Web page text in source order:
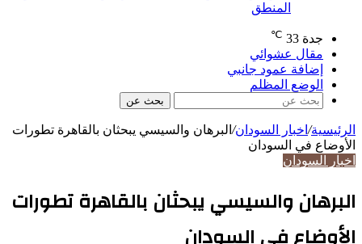
المنطق
جدة 33
℃
مقال عشوائي
إضافة عمود جانبي
الوضع المظلم
بحث عن
الرئيسية/ اخبار السودان/ البرهان والسيسي يبحثان بالقاهرة تطورات
الأوضاع في السودان
اخبار السودان
البرهان والسيسي يبحثان بالقاهرة تطورات